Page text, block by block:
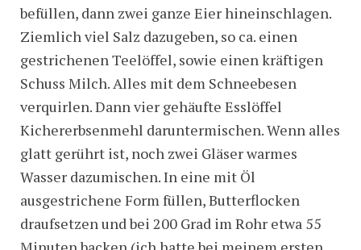
befüllen, dann zwei ganze Eier hineinschlagen.
Ziemlich viel Salz dazugeben, so ca. einen
gestrichenen Teelöffel, sowie einen kräftigen
Schuss Milch. Alles mit dem Schneebesen
verquirlen. Dann vier gehäufte Esslöffel
Kichererbsenmehl daruntermischen. Wenn alles
glatt gerührt ist, noch zwei Gläser warmes
Wasser dazumischen. In eine mit Öl
ausgestrichene Form füllen, Butterflocken
draufsetzen und bei 200 Grad im Rohr etwa 55